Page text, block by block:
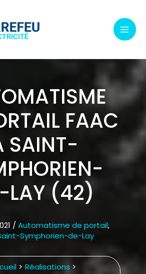
FAAC
SAINT-
LAY (42)
/ Automatisme de portail,
Symphorien-de-Lay
Réalisations